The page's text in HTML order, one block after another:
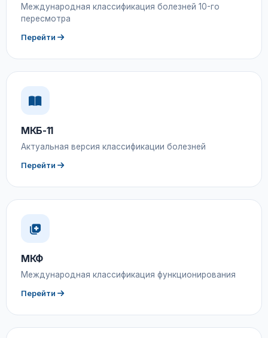
Международная классификация болезней 10-го
пересмотра
Перейти
МКБ-11
Актуальная версия классификации болезней
Перейти
МКФ
Международная классификация функционирования
Перейти